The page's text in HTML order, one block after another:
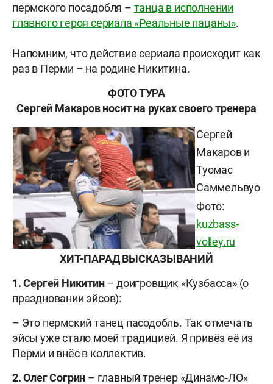
пермского посадобля – танца в исполнении
главного героя сериала «Реальные пацаны».
Напомним, что действие сериала происходит как
раз в Перми – на родине Никитина.
ФОТО ТУРА
Сергей Макаров носит на руках своего тренера
Сергей
Макаров и
Туомас
Саммельвуо
Фото:
kuzbass-
volley.ru
ХИТ-ПАРАД ВЫСКАЗЫВАНИЙ
1. Сергей Никитин– доигровщик «Кузбасса» (о
праздновании эйсов):
– Это пермский танец пасодобль. Так отмечать
эйсы уже стало моей традицией. Я привёз её из
Перми и внёс в коллектив.
2. Олег Согрин – главный тренер «Динамо-ЛО»